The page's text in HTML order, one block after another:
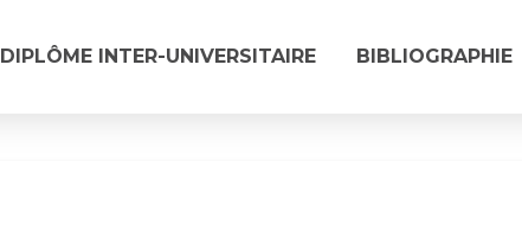
DIPLÔME INTER-UNIVERSITAIRE BIBLIOGRAPHIE